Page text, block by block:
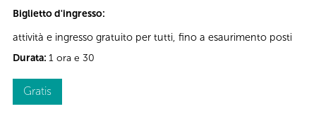
Biglietto d'ingresso:
attività e ingresso gratuito per tutti, fino a esaurimento posti
Durata: 1 ora e 30
Gratis